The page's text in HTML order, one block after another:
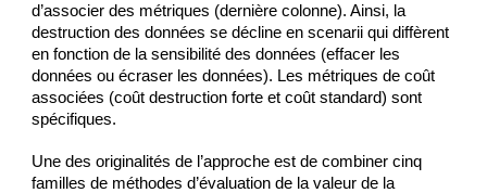
d’associer des métriques (dernière colonne). Ainsi, la
destruction des données se décline en scenarii qui diffèrent
en fonction de la sensibilité des données (effacer les
données ou écraser les données). Les métriques de coût
associées (coût destruction forte et coût standard) sont
spécifiques.
Une des originalités de l’approche est de combiner cinq
familles de méthodes d’évaluation de la valeur de la